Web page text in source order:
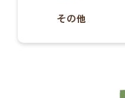
その他